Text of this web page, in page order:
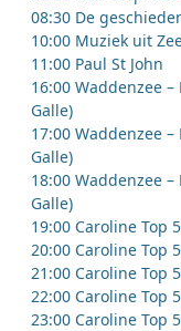
08:30 De
10:00 Muziek uit
11:00 Paul St John
16:00 Waddenzee
Galle)
17:00 Waddenzee
Galle)
18:00 Waddenzee
Galle)
19:00 Caroline Top
20:00 Caroline Top
21:00 Caroline Top
22:00 Caroline Top
23:00 Caroline Top